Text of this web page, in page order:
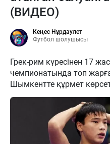
(ВИДЕО)
Кеңес Нұрдаулет
Футбол шолушысы
Грек-рим күресінен 17
чемпионатында топ
Шымкентте құрмет